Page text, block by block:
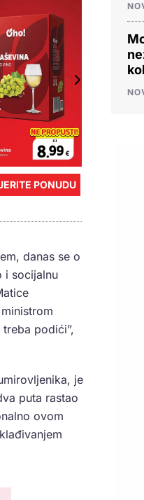
PONUDU
danas se o
i socijalnu
podići”,
je
puta rastao
ovom